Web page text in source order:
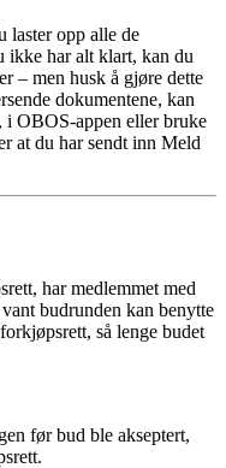
laster opp alle de
ikke har alt klart, kan du
– men husk å gjøre dette
dokumentene, kan
i OBOS-appen eller bruke
at du har sendt inn Meld
har medlemmet med
budrunden kan benytte
så lenge budet
før bud ble akseptert,